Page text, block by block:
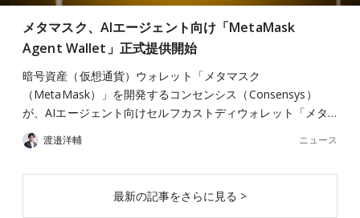
メタマスク、AIエージェント向け「MetaMask
Agent Wallet」正式提供開始
暗号資産（仮想通貨）ウォレット「メタマスク
（MetaMask）」を開発するコンセンシス（Consensys）
が、AIエージェント向けセルフカストディウォレット「メタ…
渡邉洋輔 ニュース
最新の記事をさらに見る >